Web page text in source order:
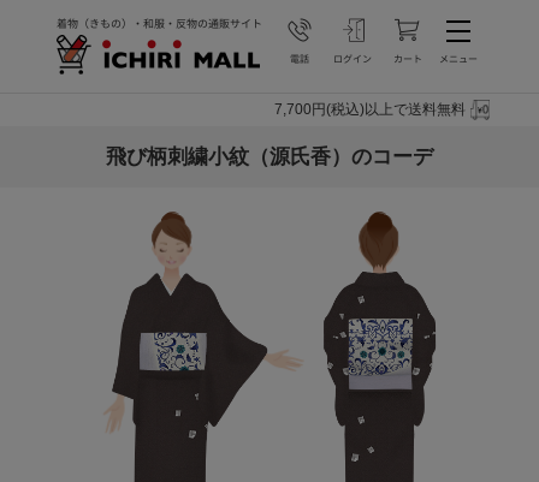
7,700円(税込)以上で送料無料
飛び柄刺繍小紋（源氏香）のコーデ